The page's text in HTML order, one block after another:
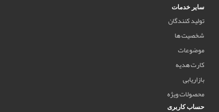
سایر خدمات
تولید کنندگان
شخصیت ها
موضوعات
کارت هدیه
بازاریابی
محصولات ویژه
حساب کاربری